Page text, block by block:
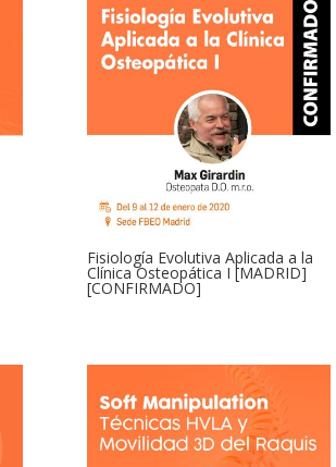
Fisiología Evolutiva Aplicada a la
Clínica Osteopática I [MADRID]
[CONFIRMADO]